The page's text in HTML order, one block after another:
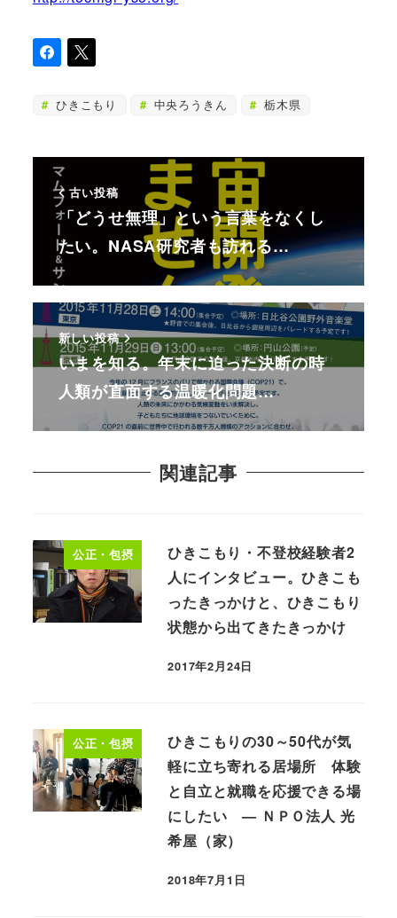
ひきこもり 中央ろうきん 栃木県
古い投稿
「どうせ無理」という言葉をなくし
たい。NASA研究者も訪れる…
新しい投稿
いまを知る。年末に迫った決断の時
人類が直面する温暖化問題…
関連記事
公正・包摂
ひきこもり・不登校経験者2
人にインタビュー。ひきこも
ったきっかけと、ひきこもり
状態から出てきたきっかけ
2017年2月24日
公正・包摂
ひきこもりの30～50代が気
軽に立ち寄れる居場所 体験
と自立と就職を応援できる場
にしたい — ＮＰＯ法人 光
希屋（家）
2018年7月1日